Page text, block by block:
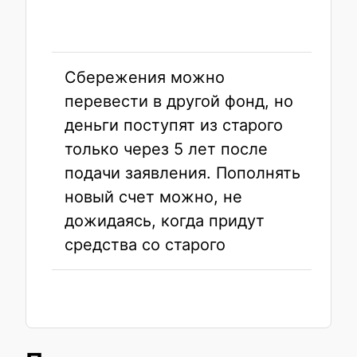
Сбережения можно
перевести в другой фонд, но
деньги поступят из старого
только через 5 лет после
подачи заявления. Пополнять
новый счет можно, не
дожидаясь, когда придут
средства со старого